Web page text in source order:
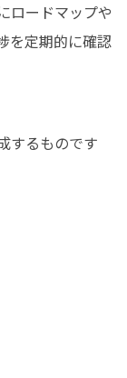
ロードマップや
を定期的に確認
するものです